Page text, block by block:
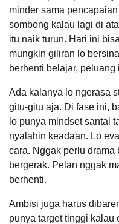
minder sama
sombong kalau lagi di
itu naik turun. Hari ini
mungkin giliran lo
berhenti belajar, peluang
Ada kalanya lo ngerasa
gitu-gitu aja. Di fase ini,
lo punya mindset santai
nyalahin keadaan. Lo
cara. Nggak perlu drama
bergerak. Pelan nggak
berhenti.
Ambisi juga harus
punya target tinggi kalau